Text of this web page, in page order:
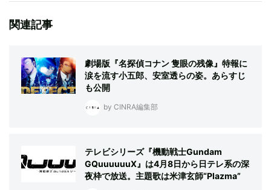
関連記事
劇場版『名探偵コナン 隻眼の残像』特報に
涙を流す小五郎、安室透らの姿。あらすじ
も公開
by CINRA編集部
テレビシリーズ『機動戦士Gundam
GQuuuuuuX』は4月8日から日テレ系の深
夜枠で放送。主題歌は米津玄師“Plazma”